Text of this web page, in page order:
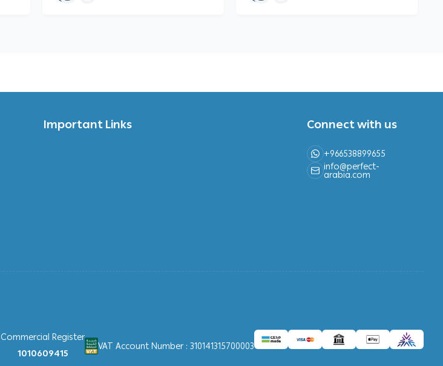
Important Links Connect with us
+966538899655
info@perfect-
arabia.com
Commercial Register
1010609415
VAT Account Number : 310141315700003